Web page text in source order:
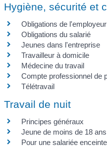
Hygiène, sécurité et
Obligations de l'employeur
Obligations du salarié
Jeunes dans l'entreprise
Travailleur à domicile
Médecine du travail
Compte professionnel de
Télétravail
Travail de nuit
Principes généraux
Jeune de moins de 18 ans
Pour une salariée enceinte